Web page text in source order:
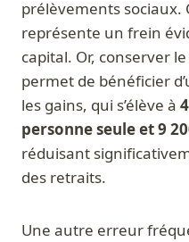
prélèvements sociaux.
représente un frein
capital. Or, conserver
permet de bénéficier
les gains, qui s’élève à
personne seule et 9
réduisant
des retraits.
Une autre erreur